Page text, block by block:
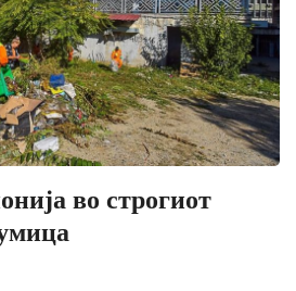
во строгиот